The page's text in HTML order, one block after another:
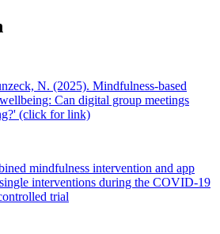
N. (2025). Mindfulness-based
Can digital group meetings
(click for link)
mindfulness intervention and app
interventions during the COVID-19
trial